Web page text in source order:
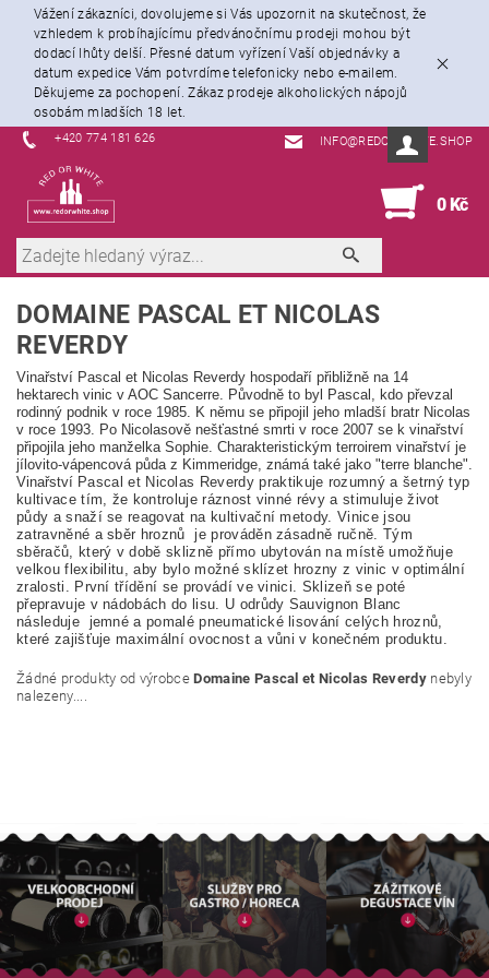
Vážení zákazníci, dovolujeme si Vás upozornit na skutečnost, že
vzhledem k probíhajícímu předvánočnímu prodeji mohou být
dodací lhůty delší. Přesné datum vyřízení Vaší objednávky a
datum expedice Vám potvrdíme telefonicky nebo e-mailem.
Děkujeme za pochopení. Zákaz prodeje alkoholických nápojů
osobám mladších 18 let.
+420 774 181 626 INFO@REDORWHITE.SHOP
0 Kč
DOMAINE PASCAL ET NICOLAS
REVERDY
Vinařství Pascal et Nicolas Reverdy hospodaří přibližně na 14
hektarech vinic v AOC Sancerre. Původně to byl Pascal, kdo převzal
rodinný podnik v roce 1985. K němu se připojil jeho mladší bratr Nicolas
v roce 1993. Po Nicolasově nešťastné smrti v roce 2007 se k vinařství
připojila jeho manželka Sophie. Charakteristickým terroirem vinařství je
jílovito-vápencová půda z Kimmeridge, známá také jako "terre blanche".
Vinařství Pascal et Nicolas Reverdy praktikuje rozumný a šetrný typ
kultivace tím, že kontroluje ráznost vinné révy a stimuluje život
půdy a snaží se reagovat na kultivační metody. Vinice jsou
zatravněné a sběr hroznů je prováděn zásadně ručně. Tým
sběračů, který v době sklizně přímo ubytován na místě umožňuje
velkou flexibilitu, aby bylo možné sklízet hrozny z vinic v optimální
zralosti. První třídění se provádí ve vinici. Sklizeň se poté
přepravuje v nádobách do lisu. U odrůdy Sauvignon Blanc
následuje jemné a pomalé pneumatické lisování celých hroznů,
které zajišťuje maximální ovocnost a vůni v konečném produktu.
Žádné produkty od výrobceDomaine Pascal et Nicolas Reverdynebyly
nalezeny....